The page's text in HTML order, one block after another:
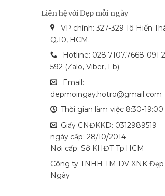
Liên hệ với Đẹp mỗi ngày
VP chính: 327-329 Tô Hiến
Q.10, HCM.
Hotline: 028.7107.7668-091
592 (Zalo, Viber, Fb)
Email:
depmoingay.hotro@gmail.com
Thời gian làm việc 8:30-19:00
Giấy CNĐKKD: 0312989519
ngày cấp: 28/10/2014
Nơi cấp: Sở KHĐT Tp.HCM
Công ty TNHH TM DV XNK
Ngày
vietcom_bank
vcash_bankmastercard